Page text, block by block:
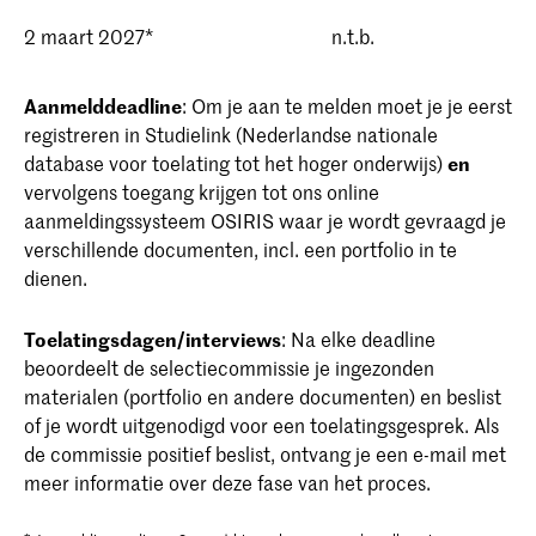
communicatie en technologie
gepresenteerd ontwerp
Als je wordt uitgenodigd voor een gesprek,
moet je het resultaat nogmaals aan de
commissie presenteren
Het resultaat van de opdracht moet worden
gepresenteerd in een pdf-document, video of
online presentatie.
2 maart 2027* n.t.b.
Aanmelddeadline: Om je aan te melden moet je je eerst
registreren in Studielink (Nederlandse nationale
database voor toelating tot het hoger onderwijs)en
vervolgens toegang krijgen tot ons online
aanmeldingssysteem OSIRIS waar je wordt gevraagd je
verschillende documenten, incl. een portfolio in te
dienen.
Toelatingsdagen/interviews: Na elke deadline
beoordeelt de selectiecommissie je ingezonden
materialen (portfolio en andere documenten) en beslist
of je wordt uitgenodigd voor een toelatingsgesprek. Als
de commissie positief beslist, ontvang je een e-mail met
meer informatie over deze fase van het proces.